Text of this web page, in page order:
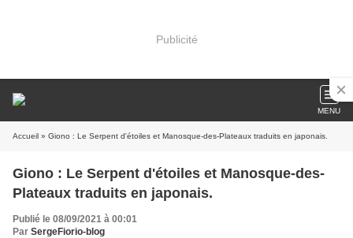
Publicité
MENU
Accueil » Giono : Le Serpent d'étoiles et Manosque-des-Plateaux traduits en japonais.
Giono : Le Serpent d'étoiles et Manosque-des-
Plateaux traduits en japonais.
Publié le 08/09/2021 à 00:01
Par SergeFiorio-blog